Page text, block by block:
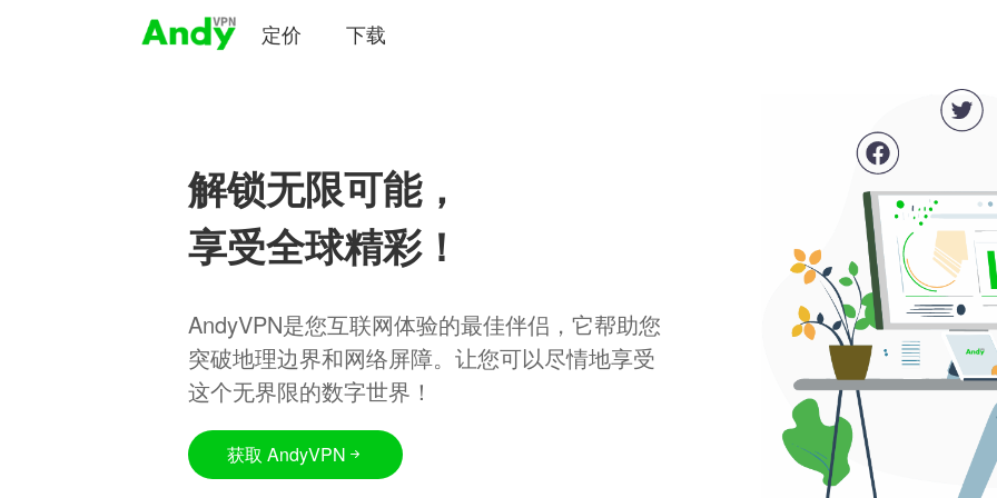
定价 下载
解锁无限可能，
享受全球精彩！
AndyVPN是您互联网体验的最佳伴侣，它帮助您
突破地理边界和网络屏障。让您可以尽情地享受
这个无界限的数字世界！
获取 AndyVPN